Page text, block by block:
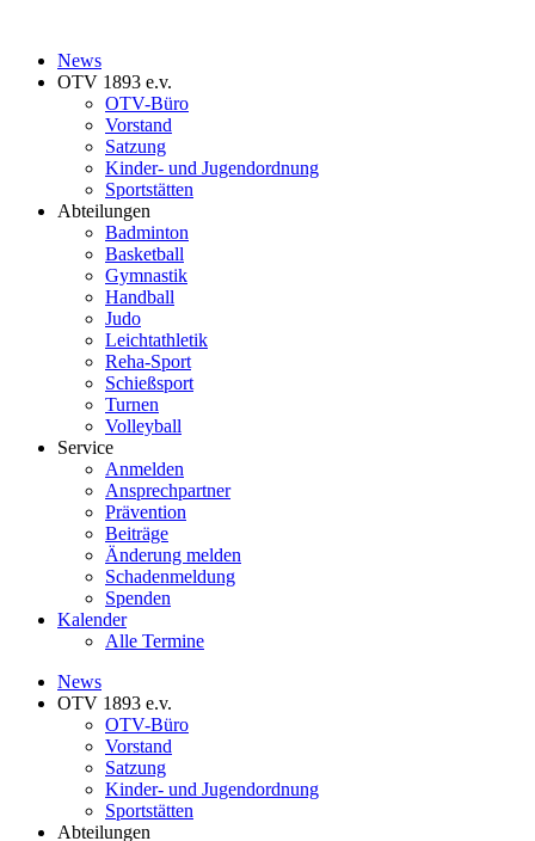
News
OTV 1893 e.v.
OTV-Büro
Vorstand
Satzung
Kinder- und Jugendordnung
Sportstätten
Abteilungen
Badminton
Basketball
Gymnastik
Handball
Judo
Leichtathletik
Reha-Sport
Schießsport
Turnen
Volleyball
Service
Anmelden
Ansprechpartner
Prävention
Beiträge
Änderung melden
Schadenmeldung
Spenden
Kalender
Alle Termine
News
OTV 1893 e.v.
OTV-Büro
Vorstand
Satzung
Kinder- und Jugendordnung
Sportstätten
Abteilungen